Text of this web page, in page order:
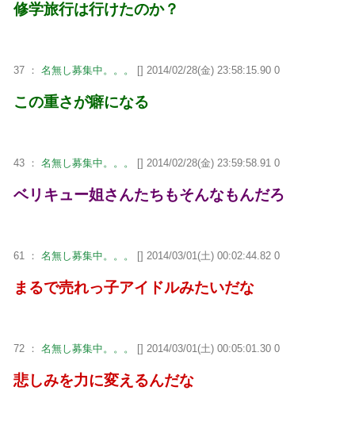
修学旅行は行けたのか？
37 ： 名無し募集中。。。 [] 2014/02/28(金) 23:58:15.90 0
この重さが癖になる
43 ： 名無し募集中。。。 [] 2014/02/28(金) 23:59:58.91 0
ベリキュー姐さんたちもそんなもんだろ
61 ： 名無し募集中。。。 [] 2014/03/01(土) 00:02:44.82 0
まるで売れっ子アイドルみたいだな
72 ： 名無し募集中。。。 [] 2014/03/01(土) 00:05:01.30 0
悲しみを力に変えるんだな